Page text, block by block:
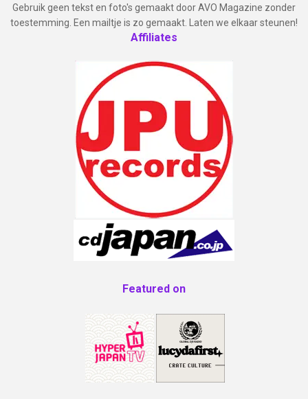
Gebruik geen tekst en foto's gemaakt door AVO Magazine zonder
toestemming. Een mailtje is zo gemaakt. Laten we elkaar steunen!
Affiliates
Featured on